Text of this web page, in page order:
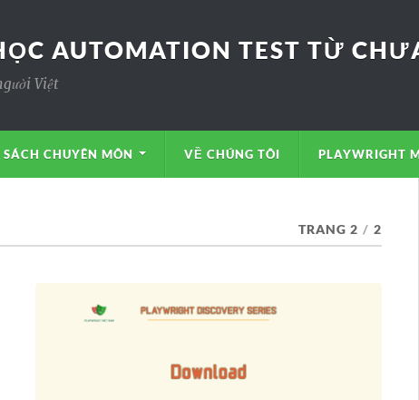
AUTOMATION TEST TỪ
Việt
SÁCH CHUYÊN MÔN VỀ CHÚNG TÔI PLAYWRIGHT
TRANG 2 / 2